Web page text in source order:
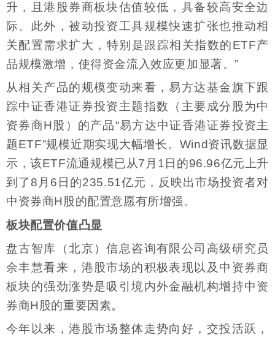
升，且港股券商板块估值较低，具备较高安全边
际。此外，被动投资工具规模快速扩张也推动相
关配置需求扩大，特别是跟踪相关指数的ETF产
品规模激增，使得资金流入效应更加显著。”
从相关产品的规模变动来看，易方达基金旗下跟
踪中证香港证券投资主题指数（主要成分股为中
资券商H股）的产品“易方达中证香港证券投资主
题ETF”规模近期实现大幅增长。Wind资讯数据显
示，该ETF流通规模已从7月1日的96.96亿元上升
到了8月6日的235.51亿元，反映出市场投资者对
中资券商H股的配置意愿有所增强。
板块配置价值凸显
盘古智库（北京）信息咨询有限公司高级研究员
余丰慧看来，港股市场的积极表现以及中资券商
板块的强劲涨势是吸引境内外金融机构增持中资
券商H股的重要因素。
今年以来，港股市场整体走势向好，交投活跃，